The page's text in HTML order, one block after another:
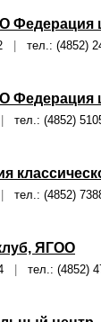
Федерация
тел.: (4852)
Федерация
тел.: (4852)
тел.: (4852)
ЯГОО
тел.: (4852)